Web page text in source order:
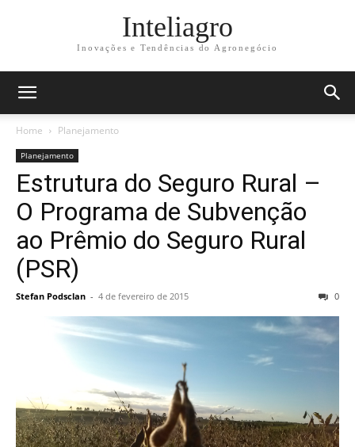
Inteliagro
Inovações e Tendências do Agronegócio
Home Planejamento
Planejamento
Estrutura do Seguro Rural –
O Programa de Subvenção
ao Prêmio do Seguro Rural
(PSR)
Stefan Podsclan - 4 de fevereiro de 2015 0